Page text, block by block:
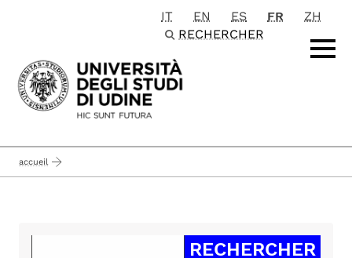
Passa al contenuto principale
IT EN ES FR
ZH
RECHERCHER
accueil